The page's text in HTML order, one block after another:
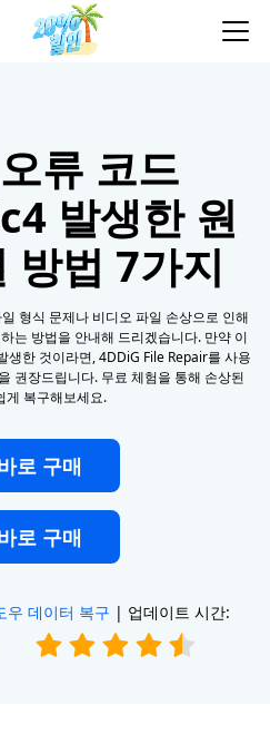
류 코드
발생한 원
방법 7가지
형식 문제나 비디오 파일 손상으로 인해
는 방법을 안내해 드리겠습니다. 만약 이
생한 것이라면, 4DDiG File Repair를 사용
권장드립니다. 무료 체험을 통해 손상된
게 복구해보세요.
로 구매
로 구매
우 데이터 복구 | 업데이트 시간: